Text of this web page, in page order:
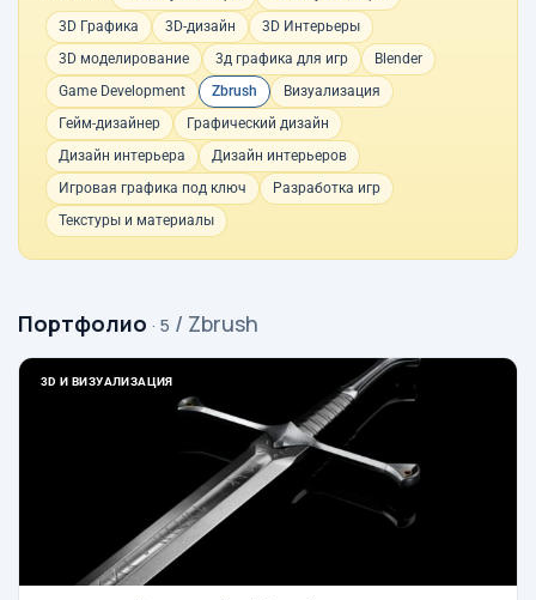
3D Графика
3D-дизайн
3D Интерьеры
3D моделирование
3д графика для игр
Blender
Game Development
Zbrush
Визуализация
Гейм-дизайнер
Графический дизайн
Дизайн интерьера
Дизайн интерьеров
Игровая графика под ключ
Разработка игр
Текстуры и материалы
Портфолио · 5 / Zbrush
3D И ВИЗУАЛИЗАЦИЯ